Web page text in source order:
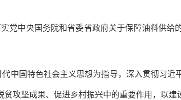
党中央国务院和省委省政府关于保障油料供给
代中国特色社会主义思想为指导，深入贯彻习
贫攻坚成果、促进乡村振兴中的重要作用，以